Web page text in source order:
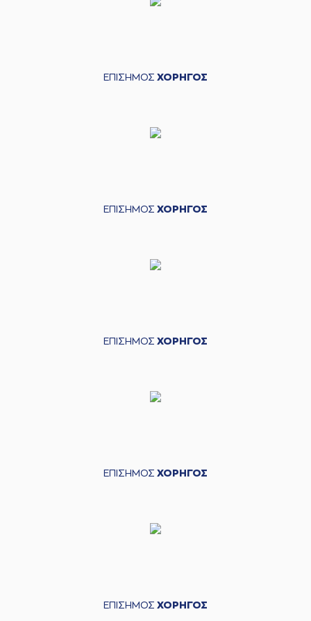
ΕΠΙΣΗΜΟΣ ΧΟΡΗΓΟΣ
ΕΠΙΣΗΜΟΣ ΧΟΡΗΓΟΣ
ΕΠΙΣΗΜΟΣ ΧΟΡΗΓΟΣ
ΕΠΙΣΗΜΟΣ ΧΟΡΗΓΟΣ
ΕΠΙΣΗΜΟΣ ΧΟΡΗΓΟΣ